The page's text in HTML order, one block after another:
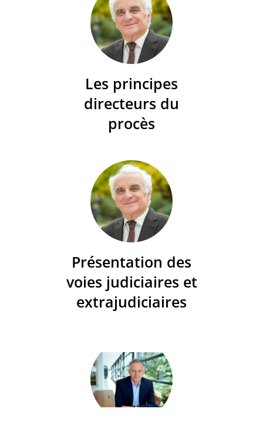
Les principes
directeurs du
procès
Présentation des
voies judiciaires et
extrajudiciaires